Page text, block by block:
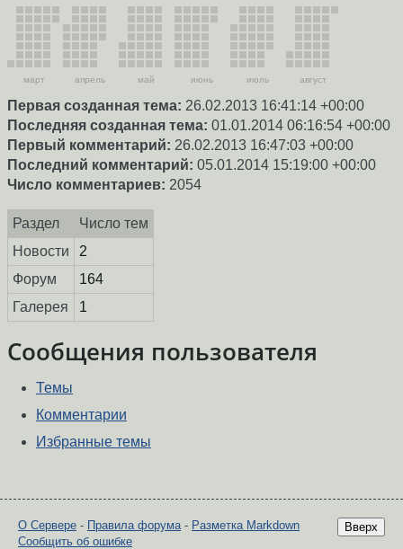
март апрель май июнь июль август
Первая созданная тема: 26.02.2013 16:41:14 +00:00
Последняя созданная тема: 01.01.2014 06:16:54 +00:00
Первый комментарий: 26.02.2013 16:47:03 +00:00
Последний комментарий: 05.01.2014 15:19:00 +00:00
Число комментариев: 2054
Раздел
Число тем
Новости
2
Форум
164
Галерея
1
Сообщения пользователя
Темы
Комментарии
Избранные темы
Вверх
О Сервере - Правила форума - Разметка Markdown
Сообщить об ошибке